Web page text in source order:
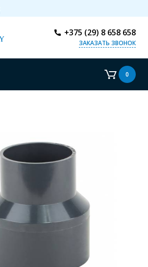
+375 (29) 8 658 658
ЗАКАЗАТЬ ЗВОНОК
0